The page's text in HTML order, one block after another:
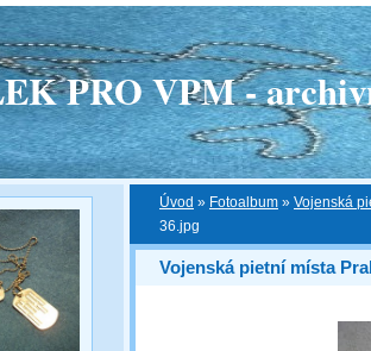
PRO VPM -
Úvod » Fotoalbum » Vojenská
36.jpg
Vojenská pietní místa